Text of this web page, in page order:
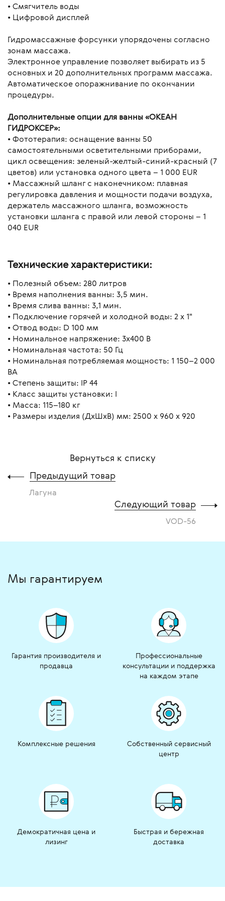
• Смягчитель воды
• Цифровой дисплей
Гидромассажные форсунки упорядочены согласно
зонам массажа.
Электронное управление позволяет выбирать из 5
основных и 20 дополнительных программ массажа.
Автоматическое опоражнивание по окончании
процедуры.
Дополнительные опции для ванны «ОКЕАН
ГИДРОКСЕР»:
• Фототерапия: оснащение ванны 50
самостоятельными осветительными приборами,
цикл освещения: зеленый-желтый-синий-красный (7
цветов) или установка одного цвета – 1 000 EUR
• Массажный шланг с наконечником: плавная
регулировка давления и мощности подачи воздуха,
держатель массажного шланга, возможность
установки шланга с правой или левой стороны – 1
040 EUR
Технические характеристики:
• Полезный объем: 280 литров
• Время наполнения ванны: 3,5 мин.
• Время слива ванны: 3,1 мин.
• Подключение горячей и холодной воды: 2 х 1"
• Отвод воды: D 100 мм
• Номинальное напряжение: 3x400 В
• Номинальная частота: 50 Гц
• Номинальная потребляемая мощность: 1 150–2 000
ВА
• Степень защиты: IP 44
• Класс защиты установки: I
• Масса: 115–180 кг
• Размеры изделия (ДхШхВ) мм: 2500 х 960 х 920
Вернуться к списку
Предыдущий товар
Лагуна
Следующий товар
VOD-56
Мы гарантируем
Гарантия производителя и
продавца
Профессиональные
консультации и поддержка
на каждом этапе
Комплексные решения
Собственный сервисный
центр
Демократичная цена и
лизинг
Быстрая и бережная
доставка